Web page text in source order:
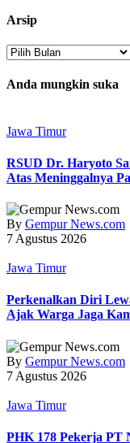
Arsip
Arsip
Anda mungkin suka
Jawa Timur
RSUD Dr. Haryoto
Atas Meninggalnya
By Gempur News.com
7 Agustus 2026
Jawa Timur
Perkenalkan Diri
Ajak Warga Jaga
By Gempur News.com
7 Agustus 2026
Jawa Timur
PHK 178 Pekerja PT